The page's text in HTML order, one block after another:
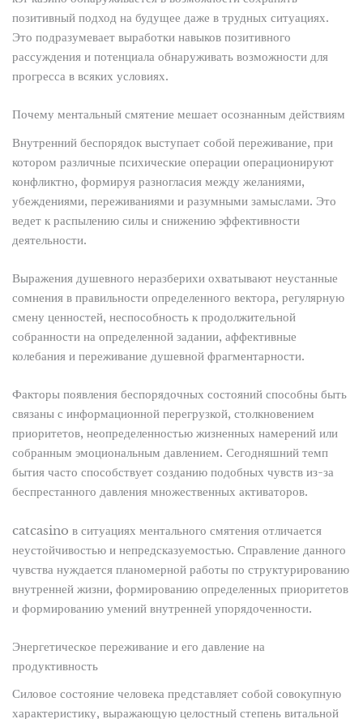
позитивный подход на будущее даже в трудных ситуациях.
Это подразумевает выработки навыков позитивного
рассуждения и потенциала обнаруживать возможности для
прогресса в всяких условиях.
Почему ментальный смятение мешает осознанным действиям
Внутренний беспорядок выступает собой переживание, при
котором различные психические операции операционируют
конфликтно, формируя разногласия между желаниями,
убеждениями, переживаниями и разумными замыслами. Это
ведет к распылению силы и снижению эффективности
деятельности.
Выражения душевного неразберихи охватывают неустанные
сомнения в правильности определенного вектора, регулярную
смену ценностей, неспособность к продолжительной
собранности на определенной задании, аффективные
колебания и переживание душевной фрагментарности.
Факторы появления беспорядочных состояний способны быть
связаны с информационной перегрузкой, столкновением
приоритетов, неопределенностью жизненных намерений или
собранным эмоциональным давлением. Сегодняшний темп
бытия часто способствует созданию подобных чувств из-за
беспрестанного давления множественных активаторов.
catcasino в ситуациях ментального смятения отличается
неустойчивостью и непредсказуемостью. Справление данного
чувства нуждается планомерной работы по структурированию
внутренней жизни, формированию определенных приоритетов
и формированию умений внутренней упорядоченности.
Энергетическое переживание и его давление на
продуктивность
Силовое состояние человека представляет собой совокупную
характеристику, выражающую целостный степень витальной